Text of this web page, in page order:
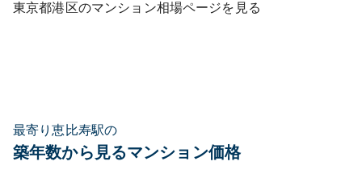
東京都港区のマンション相場ページを見る
最寄り恵比寿駅の
築年数から見るマンション価格